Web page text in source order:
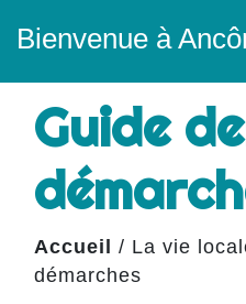
Bienvenue à
Guide
Accueil / La vie
démarches